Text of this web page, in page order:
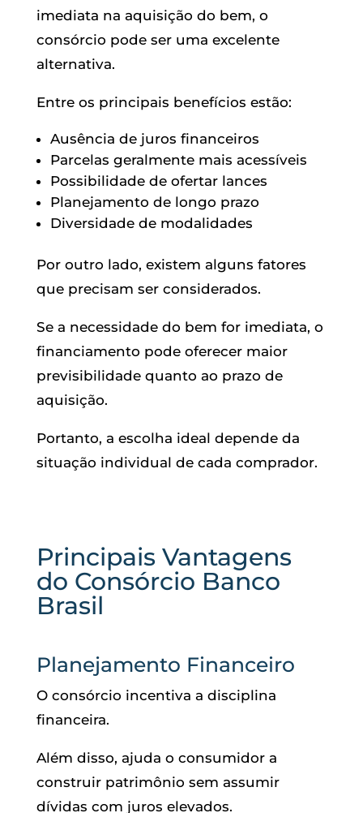
imediata na aquisição do bem, o
consórcio pode ser uma excelente
alternativa.
Entre os principais benefícios estão:
Ausência de juros financeiros
Parcelas geralmente mais acessíveis
Possibilidade de ofertar lances
Planejamento de longo prazo
Diversidade de modalidades
Por outro lado, existem alguns fatores
que precisam ser considerados.
Se a necessidade do bem for imediata, o
financiamento pode oferecer maior
previsibilidade quanto ao prazo de
aquisição.
Portanto, a escolha ideal depende da
situação individual de cada comprador.
Principais Vantagens
do Consórcio Banco
Brasil
Planejamento Financeiro
O consórcio incentiva a disciplina
financeira.
Além disso, ajuda o consumidor a
construir patrimônio sem assumir
dívidas com juros elevados.